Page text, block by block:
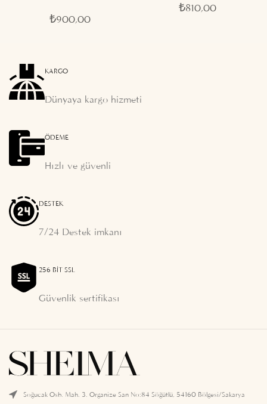
₺900,00
₺810,00
KARGO
Dünyaya kargo hizmeti
ÖDEME
Hızlı ve güvenli
DESTEK
7/24 Destek imkanı
256 BIT SSL
Güvenlik sertifikası
Soğucak Osb. Mah. 3. Organize San No:84 Söğütlü, 54160 Bölgesi/Sakarya